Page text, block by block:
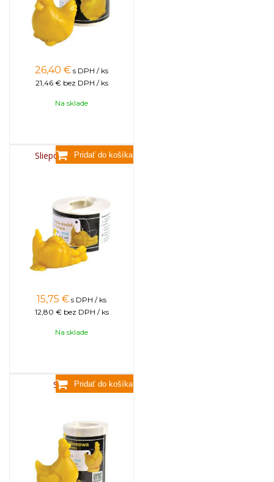
26,40 € s DPH / ks
21,46 € bez DPH / ks
Na sklade
Sliepočka modelka
15,75 € s DPH / ks
12,80 € bez DPH / ks
Na sklade
Sliepočka